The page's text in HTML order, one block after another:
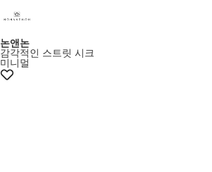
논앤논
감각적인 스트릿 시크
미니멀